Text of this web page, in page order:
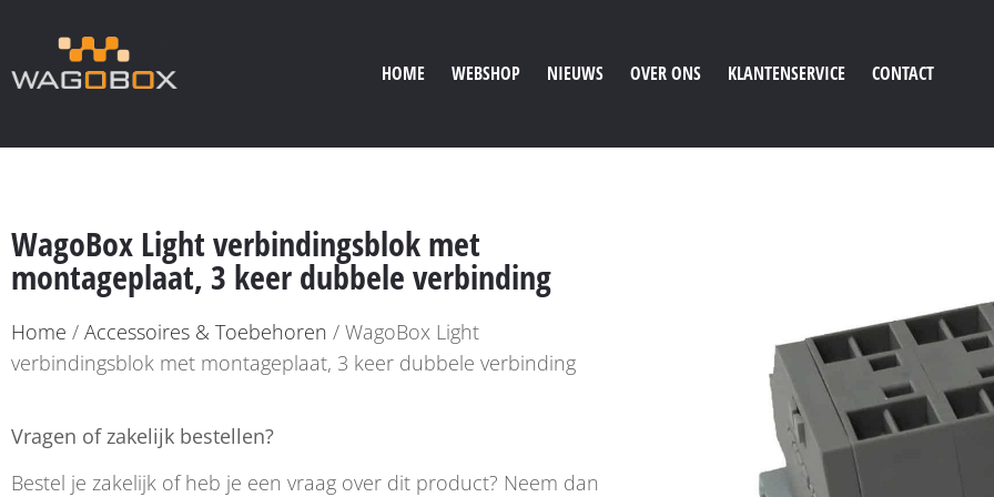
HOME WEBSHOP NIEUWS OVER ONS KLANTENSERVICE CONTACT
WagoBox Light verbindingsblok met
montageplaat, 3 keer dubbele verbinding
Home / Accessoires & Toebehoren / WagoBox Light
verbindingsblok met montageplaat, 3 keer dubbele verbinding
Vragen of zakelijk bestellen?
Bestel je zakelijk of heb je een vraag over dit product? Neem dan